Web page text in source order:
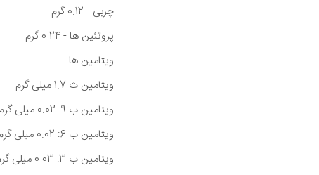
چربی - 0.12 گرم
پروتئین ها - 0.24 گرم
ویتامین ها
ویتامین ث 1.7 میلی گرم
ویتامین ب 9: 0.02 میلی گرم
ویتامین ب 6: 0.02 میلی گرم
ویتامین ب 3: 0.03 میلی گرم